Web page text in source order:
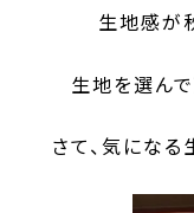
生地感が
生地を選ん
さて、気になる